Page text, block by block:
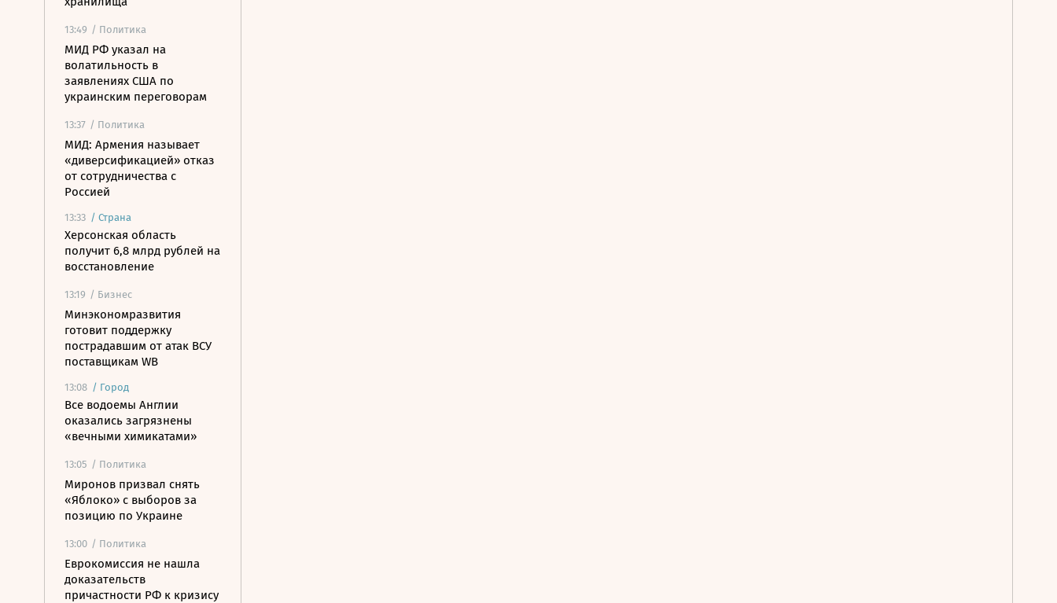
13:49 / Политика
МИД РФ указал на
волатильность в
заявлениях США по
украинским переговорам
13:37 / Политика
МИД: Армения называет
«диверсификацией» отказ
от сотрудничества с
Россией
13:33 / Страна
Херсонская область
получит 6,8 млрд рублей на
восстановление
13:19 / Бизнес
Минэкономразвития
готовит поддержку
пострадавшим от атак ВСУ
поставщикам WB
13:08 / Город
Все водоемы Англии
оказались загрязнены
«вечными химикатами»
13:05 / Политика
Миронов призвал снять
«Яблоко» с выборов за
позицию по Украине
13:00 / Политика
Еврокомиссия не нашла
доказательств
причастности РФ к кризису